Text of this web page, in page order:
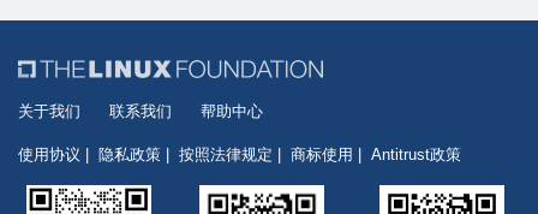
关于我们 联系我们 帮助中心
使用协议 隐私政策 按照法律规定 商标使用 Antitrust政策